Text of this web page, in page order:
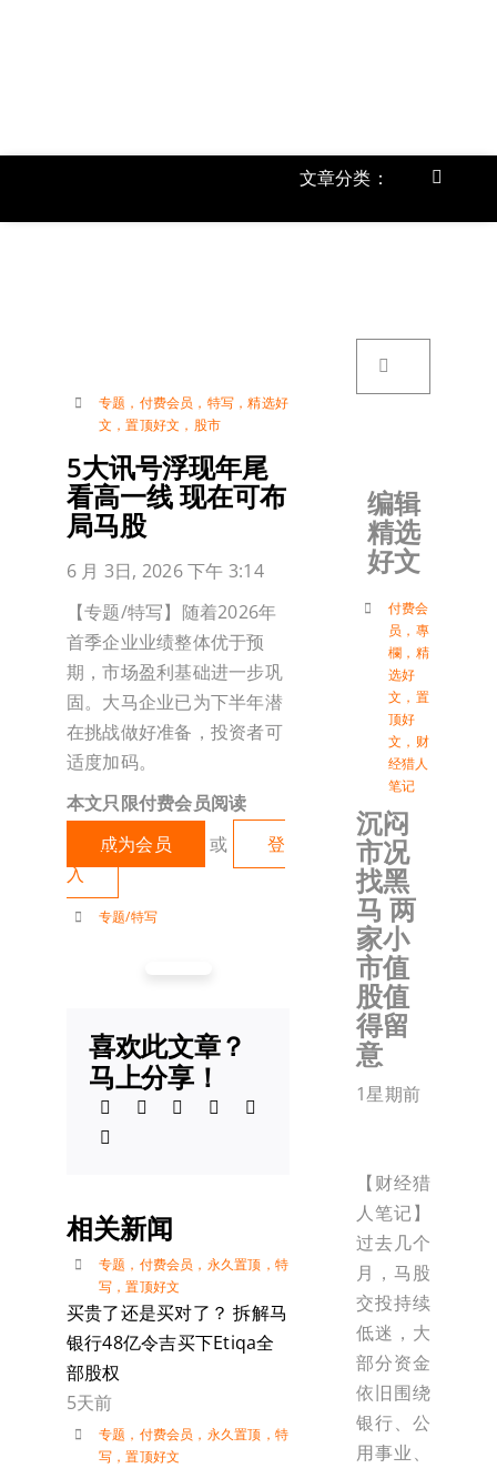
文章分类：
Toggle
专题 ， 付费会员 ， 特写 ，精选好
文 ，置顶好文 ， 股市
5大讯号浮现年尾
看高一线 现在可布
局马股
6 月 3日, 2026 下午 3:14
【专题/特写】随着2026年
首季企业业绩整体优于预
期，市场盈利基础进一步巩
固。大马企业已为下半年潜
在挑战做好准备，投资者可
适度加码。
本文只限付费会员阅读
成为会员
或
登
入
专题/特写
喜欢此文章？
马上分享！
相关新闻
专题 ， 付费会员 ， 永久置顶 ， 特
写 ，置顶好文
买贵了还是买对了？ 拆解马
银行48亿令吉买下Etiqa全
部股权
5天前
专题 ， 付费会员 ， 永久置顶 ， 特
写 ，置顶好文
编辑
精选
好文
付费会
员 ， 專
欄 ， 精
选好
文 ， 置
顶好
文 ， 财
经猎人
笔记
沉闷
市况
找黑
马 两
家小
市值
股值
得留
意
1星期前
【财经猎
人笔记】
过去几个
月，马股
交投持续
低迷，大
部分资金
依旧围绕
银行、公
用事业、